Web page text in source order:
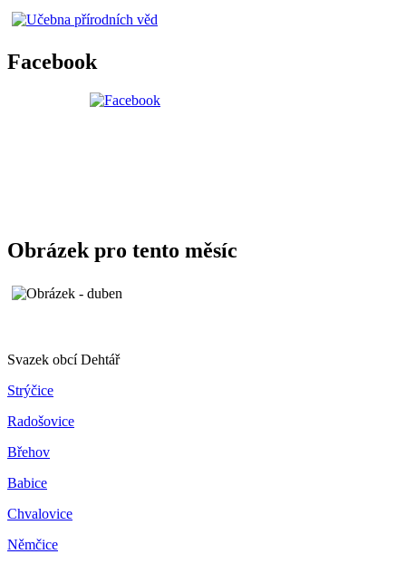
Facebook
Obrázek pro tento měsíc
Svazek obcí Dehtář
Strýčice
Radošovice
Břehov
Babice
Chvalovice
Němčice